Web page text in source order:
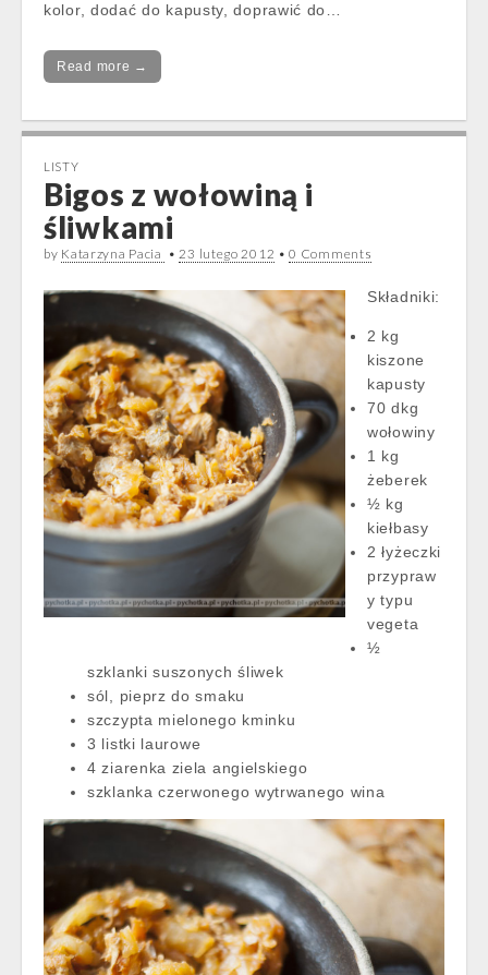
kolor, dodać do kapusty, doprawić do…
Read more →
LISTY
Bigos z wołowiną i
śliwkami
by Katarzyna Pacia •23 lutego 2012 •0 Comments
Składniki:
2 kg
kiszone
kapusty
70 dkg
wołowiny
1 kg
żeberek
½ kg
kiełbasy
2 łyżeczki
przypraw
y typu
vegeta
½
szklanki suszonych śliwek
sól, pieprz do smaku
szczypta mielonego kminku
3 listki laurowe
4 ziarenka ziela angielskiego
szklanka czerwonego wytrwanego wina